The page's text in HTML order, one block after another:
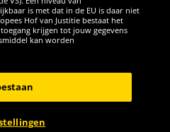
verzendingskosten en eventueel
anderszins beschreven. 1Huidige
van de fabrikant inclusief btw
is met dat in de EU is daar niet
Hof van Justitie bestaat het
krijgen tot jouw gegevens
kan worden